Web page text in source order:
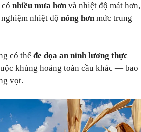
nhiều mưa hơnvà nhiệt độ mát hơn,
nhiệt độ nóng hơnmức trung
có thể đe dọa an ninh lương thực
khủng hoảng toàn cầu khác — bao
vọt.